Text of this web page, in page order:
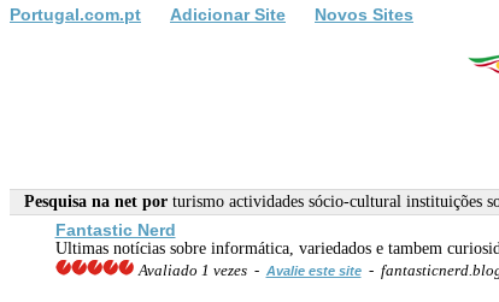
Portugal.com.pt Adicionar Site Novos Sites
Pesquisa na net por turismo actividades sócio-cultural instituições
Fantastic Nerd
Ultimas notícias sobre informática, variedados e tambem
Avaliado 1 vezes - Avalie este site-